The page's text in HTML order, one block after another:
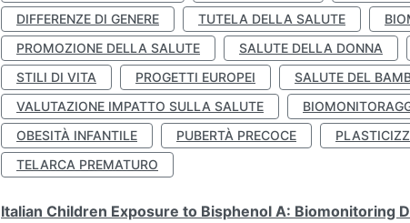
DIFFERENZE DI GENERE
TUTELA DELLA SALUTE
PROMOZIONE DELLA SALUTE
SALUTE DELLA DONNA
STILI DI VITA
PROGETTI EUROPEI SALUTE DEL
VALUTAZIONE IMPATTO SULLA SALUTE
OBESITÀ INFANTILE
PUBERTÀ PRECOCE
TELARCA PREMATURO
Italian Children Exposure to Bisphenol A: Biomonitoring